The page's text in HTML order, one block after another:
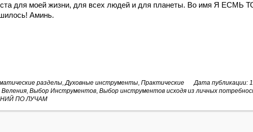
для моей жизни, для всех людей и для планеты. Во имя Я ЕСМЬ
Аминь.
Дата публикации:
разделы,Духовные инструменты, Практические
Веления, Выбор Инструментов, Выбор инструментов исходя из личных
ПО ЛУЧАМ